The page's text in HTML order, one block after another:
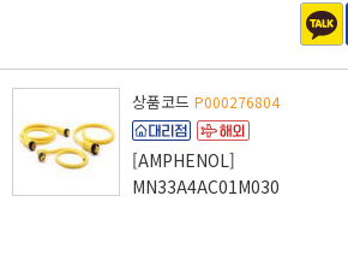
상품코드 P000276804
[AMPHENOL]
MN33A4AC01M030